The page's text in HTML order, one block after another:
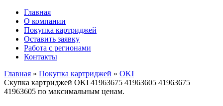
Главная
О компании
Покупка картриджей
Оставить заявку
Работа с регионами
Контакты
Главная » Покупка картриджей » OKI
Скупка картриджей OKI 41963675 41963605 41963675
41963605 по максимальным ценам.